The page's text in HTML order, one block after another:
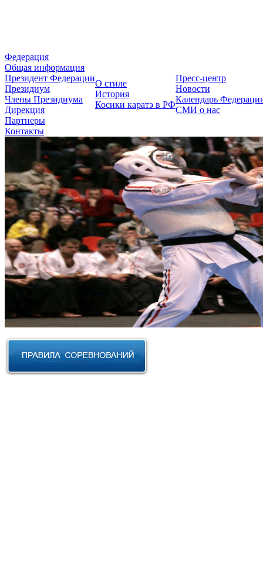
Федерация
Общая информация
Президент Федерации
Президиум
Члены Президиума
Дирекция
Партнеры
Контакты
О стиле
История
Косики каратэ в РФ
Пресс-центр
Новости
Календарь
СМИ о нас